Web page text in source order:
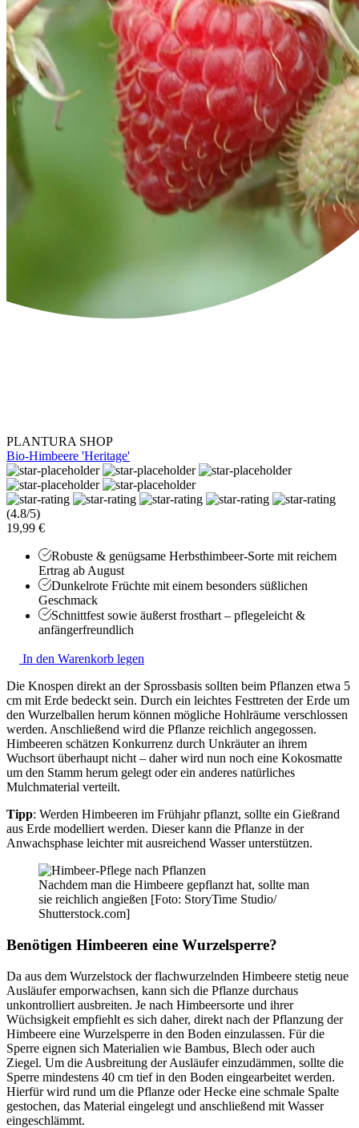
PLANTURA SHOP
Bio-Himbeere 'Heritage'
(4.8/5)
19,99 €
Robuste & genügsame Herbsthimbeer-Sorte mit reichem
Ertrag ab August
Dunkelrote Früchte mit einem besonders süßlichen
Geschmack
Schnittfest sowie äußerst frosthart – pflegeleicht &
anfängerfreundlich
In den Warenkorb legen
Die Knospen direkt an der Sprossbasis sollten beim Pflanzen etwa 5
cm mit Erde bedeckt sein. Durch ein leichtes Festtreten der Erde um
den Wurzelballen herum können mögliche Hohlräume verschlossen
werden. Anschließend wird die Pflanze reichlich angegossen.
Himbeeren schätzen Konkurrenz durch Unkräuter an ihrem
Wuchsort überhaupt nicht – daher wird nun noch eine Kokosmatte
um den Stamm herum gelegt oder ein anderes natürliches
Mulchmaterial verteilt.
Tipp: Werden Himbeeren im Frühjahr pflanzt, sollte ein Gießrand
aus Erde modelliert werden. Dieser kann die Pflanze in der
Anwachsphase leichter mit ausreichend Wasser unterstützen.
Nachdem man die Himbeere gepflanzt hat, sollte man
sie reichlich angießen [Foto: StoryTime Studio/
Shutterstock.com]
Benötigen Himbeeren eine Wurzelsperre?
Da aus dem Wurzelstock der flachwurzelnden Himbeere stetig neue
Ausläufer emporwachsen, kann sich die Pflanze durchaus
unkontrolliert ausbreiten. Je nach Himbeersorte und ihrer
Wüchsigkeit empfiehlt es sich daher, direkt nach der Pflanzung der
Himbeere eine Wurzelsperre in den Boden einzulassen. Für die
Sperre eignen sich Materialien wie Bambus, Blech oder auch
Ziegel. Um die Ausbreitung der Ausläufer einzudämmen, sollte die
Sperre mindestens 40 cm tief in den Boden eingearbeitet werden.
Hierfür wird rund um die Pflanze oder Hecke eine schmale Spalte
gestochen, das Material eingelegt und anschließend mit Wasser
eingeschlämmt.